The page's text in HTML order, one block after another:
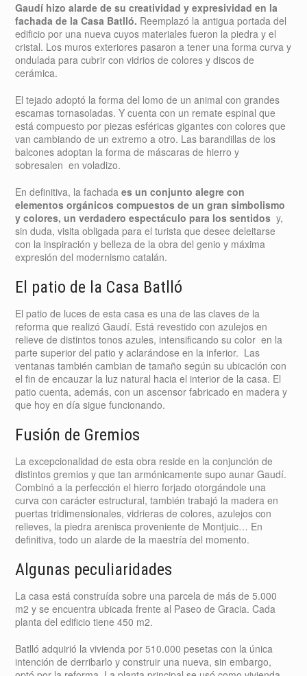
Gaudí hizo alarde de su creatividad y expresividad en la
fachada de la Casa Batlló. Reemplazó la antigua portada del
edificio por una nueva cuyos materiales fueron la piedra y el
cristal. Los muros exteriores pasaron a tener una forma curva y
ondulada para cubrir con vidrios de colores y discos de
cerámica.
El tejado adoptó la forma del lomo de un animal con grandes
escamas tornasoladas. Y cuenta con un remate espinal que
está compuesto por piezas esféricas gigantes con colores que
van cambiando de un extremo a otro. Las barandillas de los
balcones adoptan la forma de máscaras de hierro y
sobresalen en voladizo.
En definitiva, la fachada es un conjunto alegre con
elementos orgánicos compuestos de un gran simbolismo
y colores, un verdadero espectáculo para los sentidos y,
sin duda, visita obligada para el turista que desee deleitarse
con la inspiración y belleza de la obra del genio y máxima
expresión del modernismo catalán.
El patio de la Casa Batlló
El patio de luces de esta casa es una de las claves de la
reforma que realizó Gaudí. Está revestido con azulejos en
relieve de distintos tonos azules, intensificando su color en la
parte superior del patio y aclarándose en la inferior. Las
ventanas también cambian de tamaño según su ubicación con
el fin de encauzar la luz natural hacia el interior de la casa. El
patio cuenta, además, con un ascensor fabricado en madera y
que hoy en día sigue funcionando.
Fusión de Gremios
La excepcionalidad de esta obra reside en la conjunción de
distintos gremios y que tan armónicamente supo aunar Gaudí.
Combinó a la perfección el hierro forjado otorgándole una
curva con carácter estructural, también trabajó la madera en
puertas tridimensionales, vidrieras de colores, azulejos con
relieves, la piedra arenisca proveniente de Montjuic… En
definitiva, todo un alarde de la maestría del momento.
Algunas peculiaridades
La casa está construída sobre una parcela de más de 5.000
m2 y se encuentra ubicada frente al Paseo de Gracia. Cada
planta del edificio tiene 450 m2.
Batlló adquirió la vivienda por 510.000 pesetas con la única
intención de derribarlo y construir una nueva, sin embargo,